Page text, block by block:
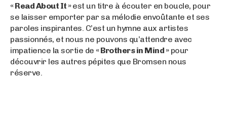
« Read About It »est un titre à écouter en boucle, pour
se laisser emporter par sa mélodie envoûtante et ses
paroles inspirantes. C’est un hymne aux artistes
passionnés, et nous ne pouvons qu’attendre avec
impatience la sortie de « Brothers in Mind »pour
découvrir les autres pépites que Bromsen nous
réserve.